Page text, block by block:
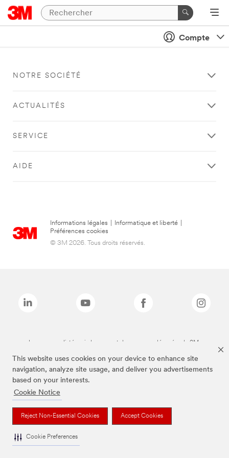
This website uses cookies on your device to enhance site
navigation, analyze site usage, and deliver you advertisements
based on your interests.
Cookie Notice
Reject Non-Essential Cookies Accept Cookies
Cookie Preferences
Compte
NOTRE SOCIÉTÉ
ACTUALITÉS
SERVICE
AIDE
Informations légales Informatique et liberté
Préférences cookies
© 3M 2026. Tous droits réservés.
Les marques listées ci-dessus sont des marques déposées de 3M.